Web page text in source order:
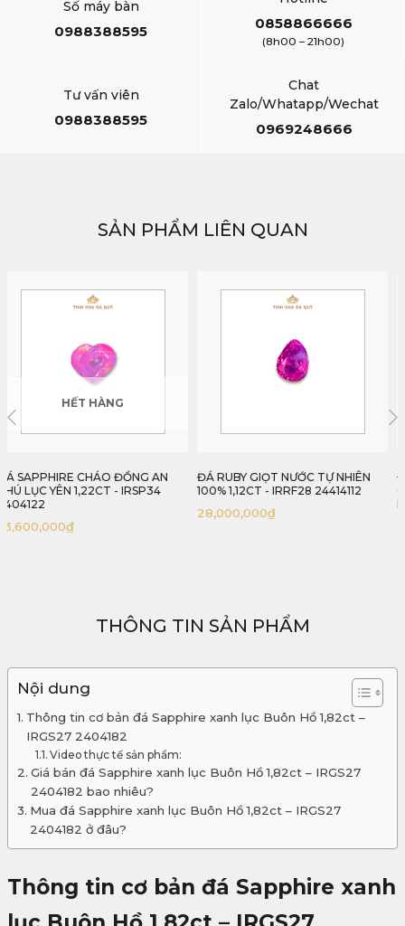
Số máy bàn
0988388595 0858866666
(8h00 – 21h00)
Tư vấn viên
0988388595
Chat
Zalo/Whatapp/Wechat
0969248666
SẢN PHẨM LIÊN QUAN
ĐÁ RUBY GIỌT NƯỚC TỰ NHIÊN
100% 1,12CT - IRRF28 24414112
28,000,000
ĐÁ SAPPHIRE XANH LAM HOÀNG
GIA TỰ NHIÊN 100% 2,37CT -
THÔNG TIN SẢN PHẨM
Nội dung
Thông tin cơ bản đá Sapphire xanh lục Buôn Hồ 1,82ct –
IRGS27 2404182
Video thực tế sản phẩm:
Giá bán đá Sapphire xanh lục Buôn Hồ 1,82ct – IRGS27
2404182 bao nhiêu?
Mua đá Sapphire xanh lục Buôn Hồ 1,82ct – IRGS27
2404182 ở đâu?
Thông tin cơ bản đá Sapphire xanh